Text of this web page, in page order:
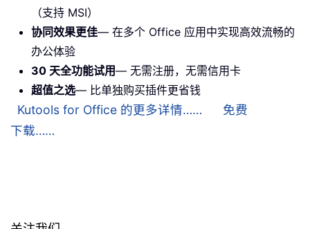
（支持 MSI）
协同效果更佳— 在多个 Office 应用中实现高效流畅的
办公体验
30 天全功能试用— 无需注册，无需信用卡
超值之选— 比单独购买插件更省钱
Kutools for Office 的更多详情……
免费
下载……